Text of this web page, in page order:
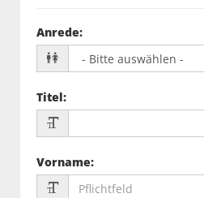
Anrede:
Titel:
Vorname: